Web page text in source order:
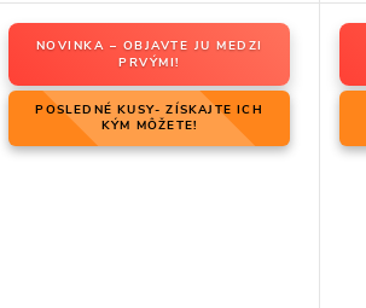
NOVINKA – OBJAVTE JU MEDZI
PRVÝMI!
POSLEDNÉ KUSY- ZÍSKAJTE ICH
KÝM MÔŽETE!